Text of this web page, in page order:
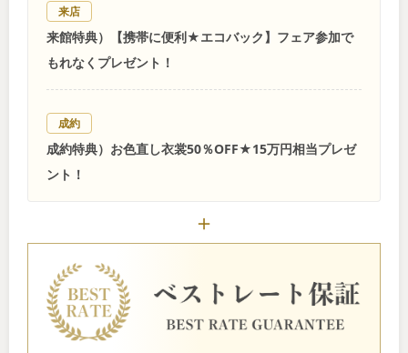
来店
来館特典）【携帯に便利★エコバック】フェア参加で
もれなくプレゼント！
成約
成約特典）お色直し衣裳50％OFF★15万円相当プレゼ
ント！